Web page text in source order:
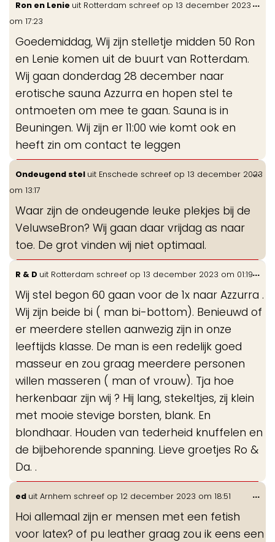
gastenboek-
Ron en Lenie uit Rotterdam schreef op 13 december 2023
om 17:23
Goedemiddag, Wij zijn stelletje midden 50 Ron
en Lenie komen uit de buurt van Rotterdam.
Wij gaan donderdag 28 december naar
erotische sauna Azzurra en hopen stel te
ontmoeten om mee te gaan. Sauna is in
Beuningen. Wij zijn er 11:00 wie komt ook en
heeft zin om contact te leggen
...
Ondeugend stel uit Enschede schreef op 13 december 2023
om 13:17
Waar zijn de ondeugende leuke plekjes bij de
VeluwseBron? Wij gaan daar vrijdag as naar
toe. De grot vinden wij niet optimaal.
...
R & D uit Rotterdam schreef op 13 december 2023 om 01:19
Wij stel begon 60 gaan voor de 1x naar Azzurra .
Wij zijn beide bi ( man bi-bottom). Benieuwd of
er meerdere stellen aanwezig zijn in onze
leeftijds klasse. De man is een redelijk goed
masseur en zou graag meerdere personen
willen masseren ( man of vrouw). Tja hoe
herkenbaar zijn wij ? Hij lang, stekeltjes, zij klein
met mooie stevige borsten, blank. En
blondhaar. Houden van tederheid knuffelen en
de bijbehorende spanning. Lieve groetjes Ro &
Da. .
...
ed uit Arnhem schreef op 12 december 2023 om 18:51
Hoi allemaal zijn er mensen met een fetish
voor latex? of pu leather graag zou ik eens een
...